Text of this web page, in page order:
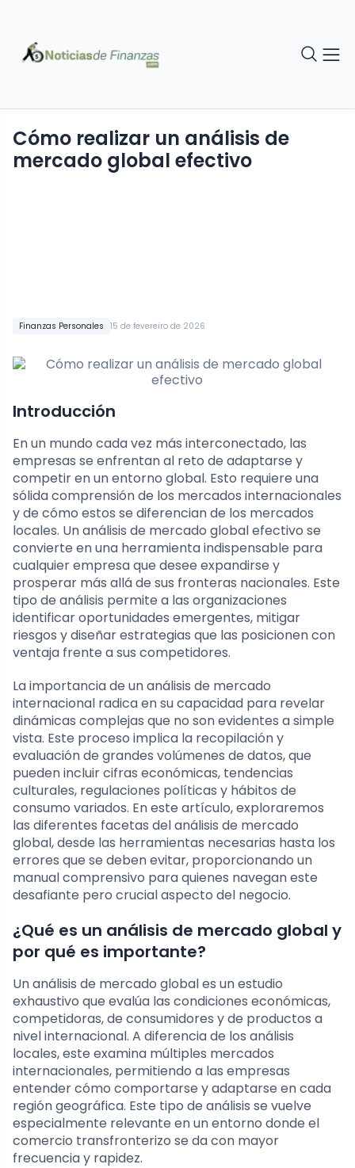
Finanzas Personales 15 de fevereiro de 2026
Cómo realizar un análisis de
mercado global efectivo
Introducción
En un mundo cada vez más interconectado, las
empresas se enfrentan al reto de adaptarse y
competir en un entorno global. Esto requiere una
sólida comprensión de los mercados internacionales
y de cómo estos se diferencian de los mercados
locales. Un análisis de mercado global efectivo se
convierte en una herramienta indispensable para
cualquier empresa que desee expandirse y
prosperar más allá de sus fronteras nacionales. Este
tipo de análisis permite a las organizaciones
identificar oportunidades emergentes, mitigar
riesgos y diseñar estrategias que las posicionen con
ventaja frente a sus competidores.
La importancia de un análisis de mercado
internacional radica en su capacidad para revelar
dinámicas complejas que no son evidentes a simple
vista. Este proceso implica la recopilación y
evaluación de grandes volúmenes de datos, que
pueden incluir cifras económicas, tendencias
culturales, regulaciones políticas y hábitos de
consumo variados. En este artículo, exploraremos
las diferentes facetas del análisis de mercado
global, desde las herramientas necesarias hasta los
errores que se deben evitar, proporcionando un
manual comprensivo para quienes navegan este
desafiante pero crucial aspecto del negocio.
¿Qué es un análisis de mercado global y
por qué es importante?
Un análisis de mercado global es un estudio
exhaustivo que evalúa las condiciones económicas,
competidoras, de consumidores y de productos a
nivel internacional. A diferencia de los análisis
locales, este examina múltiples mercados
internacionales, permitiendo a las empresas
entender cómo comportarse y adaptarse en cada
región geográfica. Este tipo de análisis se vuelve
especialmente relevante en un entorno donde el
comercio transfronterizo se da con mayor
frecuencia y rapidez.